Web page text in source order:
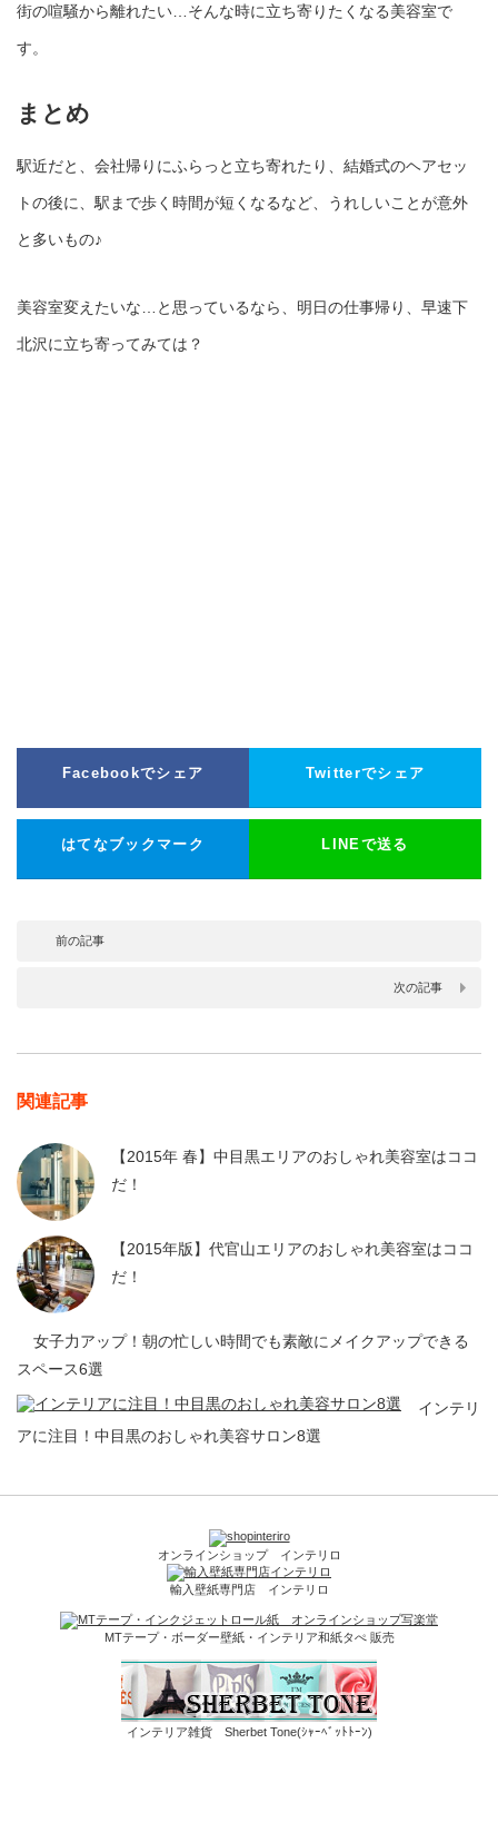
街の喧騒から離れたい…そんな時に立ち寄りたくなる美容室で
す。
まとめ
駅近だと、会社帰りにふらっと立ち寄れたり、結婚式のヘアセッ
トの後に、駅まで歩く時間が短くなるなど、うれしいことが意外
と多いもの♪
美容室変えたいな…と思っているなら、明日の仕事帰り、早速下
北沢に立ち寄ってみては？
Facebookでシェア Twitterでシェア
はてなブックマーク LINEで送る
前の記事
次の記事
関連記事
【2015年 春】中目黒エリアのおしゃれ美容室はココ
だ！
【2015年版】代官山エリアのおしゃれ美容室はココ
だ！
女子力アップ！朝の忙しい時間でも素敵にメイクアップできる
スペース6選
インテリ
アに注目！中目黒のおしゃれ美容サロン8選
オンラインショップ インテリロ
輸入壁紙専門店 インテリロ
MTテープ・ボーダー壁紙・インテリア和紙タぺ 販売
インテリア雑貨 Sherbet Tone(ｼｬｰﾍﾞｯﾄﾄｰﾝ)